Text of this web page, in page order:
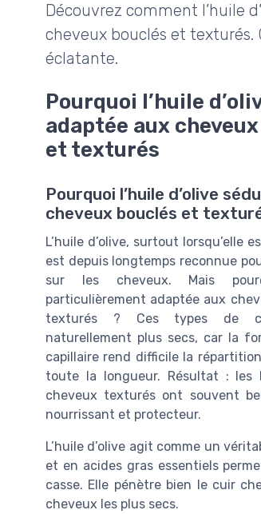
Découvrez comment l’huile
cheveux bouclés et texturés.
éclatante.
Pourquoi l’huile
adaptée aux
et texturés
Pourquoi l’huile d’olive
cheveux bouclés et
L’huile d’olive, surtout lorsqu’elle
est depuis longtemps reconnue
sur les cheveux. Mais
particulièrement adaptée aux
texturés ? Ces types de
naturellement plus secs, car la
capillaire rend difficile la
toute la longueur. Résultat : les
cheveux texturés ont souvent
nourrissant et protecteur.
L’huile d’olive agit comme un
et en acides gras essentiels
casse. Elle pénètre bien le cuir
cheveux les plus secs.